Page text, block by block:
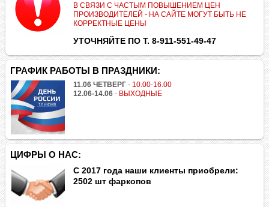
В СВЯЗИ С ЧАСТЫМ ПОВЫШЕНИЕМ ЦЕН
ПРОИЗВОДИТЕЛЕЙ - НА САЙТЕ МОГУТ БЫТЬ НЕ
КОРРЕКТНЫЕ ЦЕНЫ
УТОЧНЯЙТЕ ПО Т. 8-911-551-49-47
ГРАФИК РАБОТЫ В ПРАЗДНИКИ:
11.06 ЧЕТВЕРГ - 10.00-16.00
12.06-14.06 - ВЫХОДНЫЕ
ЦИФРЫ О НАС:
С 2017 года наши клиенты приобрели:
2502 шт фаркопов